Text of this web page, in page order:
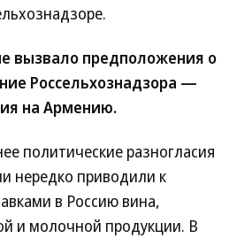
вызвало предположения о
Россельхознадзора —
на Армению.
политические разногласия
нередко приводили к
в Россию вина,
и молочной продукции. В